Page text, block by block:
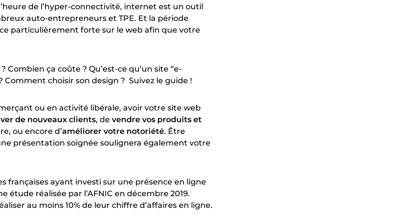
de l’hyper-connectivité, internet est un outil
auto-entrepreneurs et TPE. Et la période
particulièrement forte sur le web afin que votre
Combien ça coûte ? Qu’est-ce qu’un site “e-
Comment choisir son design ? Suivez le guide !
ou en activité libérale, avoir votre site web
de nouveaux clients, de vendre vos produits et
ou encore d’améliorer votre notoriété. Être
présentation soignée soulignera également votre
françaises ayant investi sur une présence en ligne
étude réalisée par l’AFNIC en décembre 2019.
au moins 10% de leur chiffre d’affaires en ligne.